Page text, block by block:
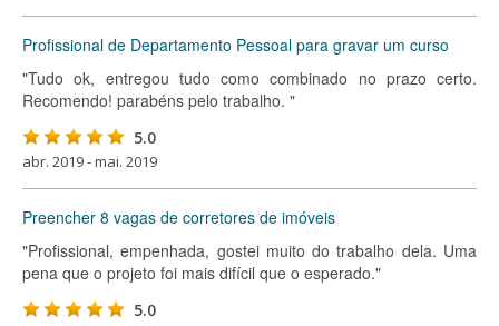
Profissional de Departamento Pessoal para gravar um curso
"Tudo ok, entregou tudo como combinado no prazo certo.
Recomendo! parabéns pelo trabalho. "
5.0
abr. 2019 - mai. 2019
Preencher 8 vagas de corretores de imóveis
"Profissional, empenhada, gostei muito do trabalho dela. Uma
pena que o projeto foi mais difícil que o esperado."
5.0